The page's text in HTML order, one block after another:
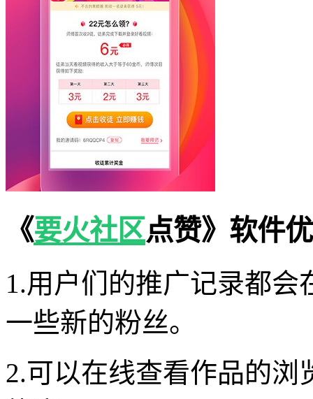
《要火社区点赞》软件
1.用户们的推广记录都
一些新的粉丝。
2.可以在线查看作品的